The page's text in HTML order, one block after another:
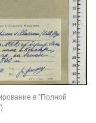
в "Полной